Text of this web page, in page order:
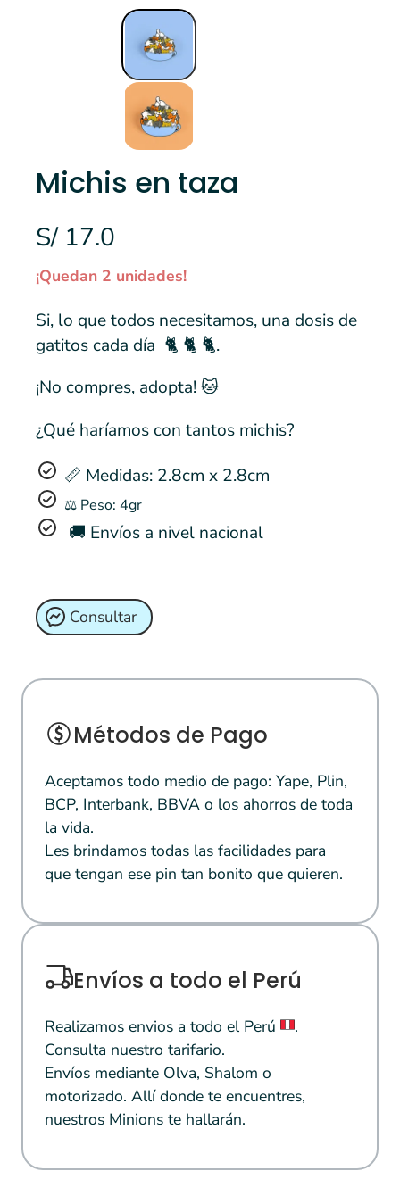
Michis en taza
S/ 17.0
¡Quedan 2 unidades!
Si, lo que todos necesitamos, una dosis de
gatitos cada día 🐈 🐈 🐈.
¡No compres, adopta! 🐱
¿Qué haríamos con tantos michis?
📏 Medidas: 2.8cm x 2.8cm
⚖️ Peso: 4gr
🚚 Envíos a nivel nacional
Consultar
Métodos de Pago
Aceptamos todo medio de pago: Yape, Plin,
BCP, Interbank, BBVA o los ahorros de toda
la vida.
Les brindamos todas las facilidades para
que tengan ese pin tan bonito que quieren.
Envíos a todo el Perú
Realizamos envios a todo el Perú
.
Consulta nuestro tarifario.
Envíos mediante Olva, Shalom o
motorizado. Allí donde te encuentres,
nuestros Minions te hallarán.